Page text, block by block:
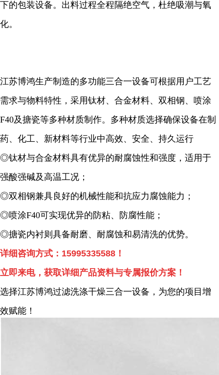
下的包装设备。出料过程全程隔绝空气，杜绝吸潮与氧
化。
江苏博鸿生产制造的多功能三合一设备可根据用户工艺
需求与物料特性，采用钛材、合金材料、双相钢、喷涂
F40及搪瓷等多种材质制作。多种材质选择确保设备在制
药、化工、新材料等行业中高效、安全、持久运行
◎钛材与合金材料具有优异的耐腐蚀性和强度，适用于
强酸强碱及高温工况；
◎双相钢兼具良好的机械性能和抗应力腐蚀能力；
◎喷涂F40可实现优异的防粘、防腐性能；
◎搪瓷内衬则具备耐磨、耐腐蚀和易清洗的优势。
详细咨询方式：15995335588！
立即来电，获取详细产品资料与专属报价方案！
选择江苏博鸿过滤洗涤干燥三合一设备，为您的项目增
效赋能！